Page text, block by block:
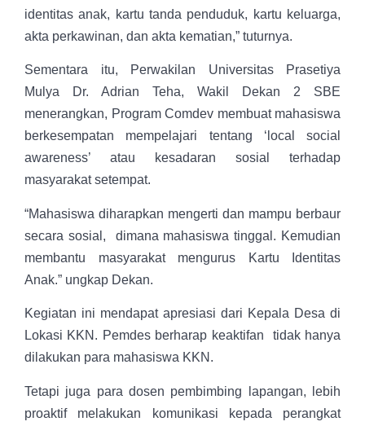
identitas anak, kartu tanda penduduk, kartu keluarga,
akta perkawinan, dan akta kematian,” tuturnya.
Sementara itu, Perwakilan Universitas Prasetiya
Mulya Dr. Adrian Teha, Wakil Dekan 2 SBE
menerangkan, Program Comdev membuat mahasiswa
berkesempatan mempelajari tentang ‘local social
awareness’ atau kesadaran sosial terhadap
masyarakat setempat.
“Mahasiswa diharapkan mengerti dan mampu berbaur
secara sosial, dimana mahasiswa tinggal. Kemudian
membantu masyarakat mengurus Kartu Identitas
Anak.” ungkap Dekan.
Kegiatan ini mendapat apresiasi dari Kepala Desa di
Lokasi KKN. Pemdes berharap keaktifan tidak hanya
dilakukan para mahasiswa KKN.
Tetapi juga para dosen pembimbing lapangan, lebih
proaktif melakukan komunikasi kepada perangkat